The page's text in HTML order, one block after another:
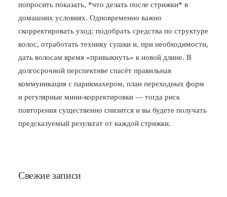
попросить показать, *что делать после стрижки* в
домашних условиях. Одновременно важно
скорректировать уход: подобрать средства по структуре
волос, отработать технику сушки и, при необходимости,
дать волосам время «привыкнуть» к новой длине. В
долгосрочной перспективе спасёт правильная
коммуникация с парикмахером, план переходных форм
и регулярные мини‑корректировки — тогда риск
повторения существенно снизится и вы будете получать
предсказуемый результат от каждой стрижки.
Свежие записи